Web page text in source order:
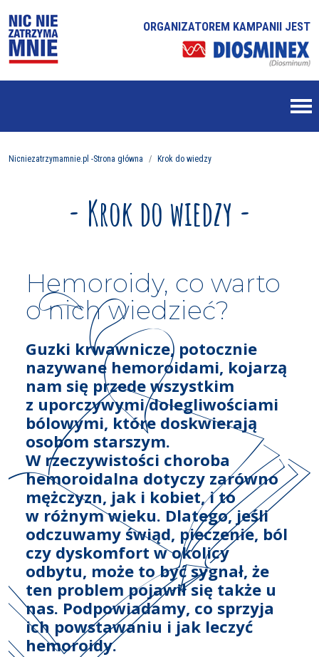
ORGANIZATOREM KAMPANII JEST
Nicniezatrzymamnie.pl -Strona główna Krok do wiedzy
- Krok do wiedzy -
Hemoroidy, co warto
o nich wiedzieć?
Guzki krwawnicze, potocznie
nazywane hemoroidami, kojarzą
nam się przede wszystkim
z uporczywymi dolegliwościami
bólowymi, które doskwierają
osobom starszym.
W rzeczywistości choroba
hemoroidalna dotyczy zarówno
mężczyzn, jak i kobiet, i to
w różnym wieku. Dlatego, jeśli
odczuwamy świąd, pieczenie, ból
czy dyskomfort w okolicy
odbytu, może to być sygnał, że
ten problem pojawił się także u
nas. Podpowiadamy, co sprzyja
ich powstawaniu i jak leczyć
hemoroidy.